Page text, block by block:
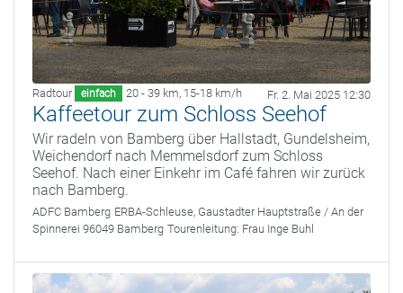
Radtour einfach 20 - 39 km, 15-18 km/h Fr. 2. Mai 2025 12:30
Kaffeetour zum Schloss Seehof
Wir radeln von Bamberg über Hallstadt, Gundelsheim,
Weichendorf nach Memmelsdorf zum Schloss
Seehof. Nach einer Einkehr im Café fahren wir zurück
nach Bamberg.
ADFC Bamberg ERBA-Schleuse, Gaustadter Hauptstraße / An der
Spinnerei 96049 Bamberg Tourenleitung: Frau Inge Buhl